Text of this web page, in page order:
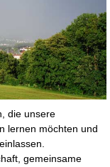
die unsere
lernen möchten und
gemeinsame